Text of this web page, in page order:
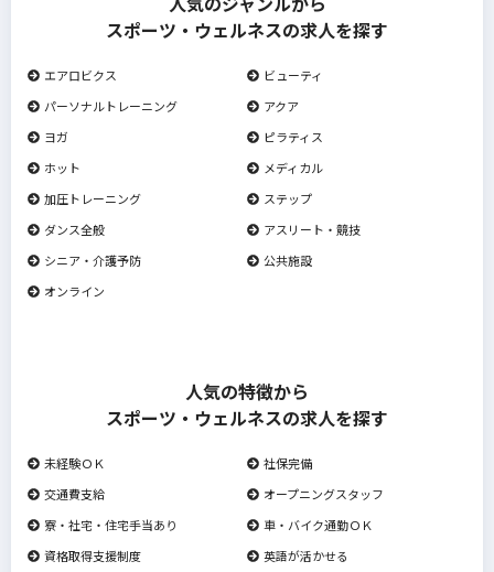
スポーツ・ウェルネスの求人を探す
エアロビクス
ビューティ
パーソナルトレーニング
アクア
ヨガ
ピラティス
ホット
メディカル
加圧トレーニング
ステップ
ダンス全般
アスリート・競技
シニア・介護予防
公共施設
オンライン
人気の特徴から
スポーツ・ウェルネスの求人を探す
未経験ＯＫ
社保完備
交通費支給
オープニングスタッフ
寮・社宅・住宅手当あり
車・バイク通勤ＯＫ
資格取得支援制度
英語が活かせる